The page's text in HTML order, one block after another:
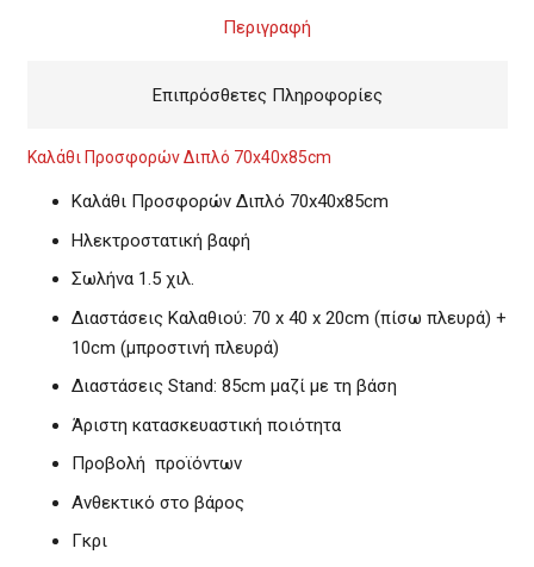
Περιγραφή
Επιπρόσθετες Πληροφορίες
Καλάθι Προσφορών Διπλό 70x40x85cm
Καλάθι Προσφορών Διπλό 70x40x85cm
Ηλεκτροστατική βαφή
Σωλήνα 1.5 χιλ.
Διαστάσεις Καλαθιού: 70 x 40 x 20cm (πίσω πλευρά) +
10cm (μπροστινή πλευρά)
Διαστάσεις Stand: 85cm μαζί με τη βάση
Άριστη κατασκευαστική ποιότητα
Προβολή προϊόντων
Ανθεκτικό στο βάρος
Γκρι